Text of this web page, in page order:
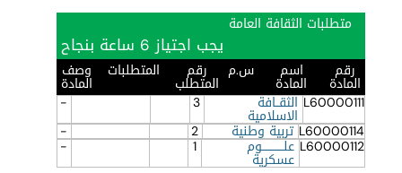
متطلبات الثقافة العامة
يجب اجتياز 6 ساعة بنجاح
رقم
المادة
اسم
المادة
س.م رقم
المتطلب
المتطلبات وصف
المادة
L60000111 الثقــافة
الاسلامية
3
-
L60000114 تربية وطنية 2
-
L60000112 علــــــــــــوم
عسكرية
1
-